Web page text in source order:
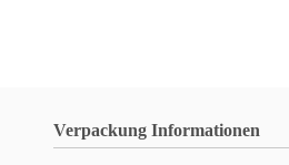
Verpackung Informationen